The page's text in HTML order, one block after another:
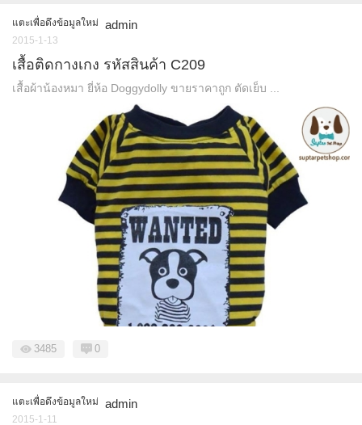
แตะเพื่อดึงข้อมูลใหม่ admin
2015-1-13
เสื้อติดกางเกง รหัสสินค้า C209
เสื้อผ้าน้องหมา ยี่ห้อ Doggydolly ขายราคาถูก ตัดเย็บ ...
3485 0
แตะเพื่อดึงข้อมูลใหม่ admin
2015-1-11